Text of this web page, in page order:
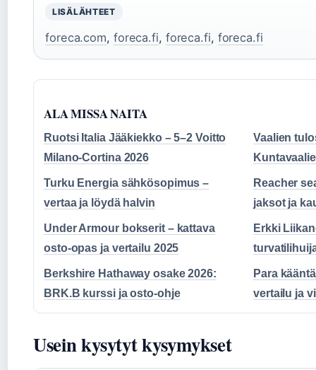
LISÄLÄHTEET
foreca.com, foreca.fi, foreca.fi, foreca.fi
ALA MISSA NAITA
Ruotsi Italia Jääkiekko – 5–2 Voitto
Milano-Cortina 2026
Vaalien
Turku Energia sähkösopimus –
vertaa ja löydä halvin
Reacher
jaksot ja
Under Armour bokserit – kattava
osto-opas ja vertailu 2025
Erkki
Berkshire Hathaway osake 2026:
BRK.B kurssi ja osto-ohje
Para
vertailu ja
Usein kysytyt kysymykset